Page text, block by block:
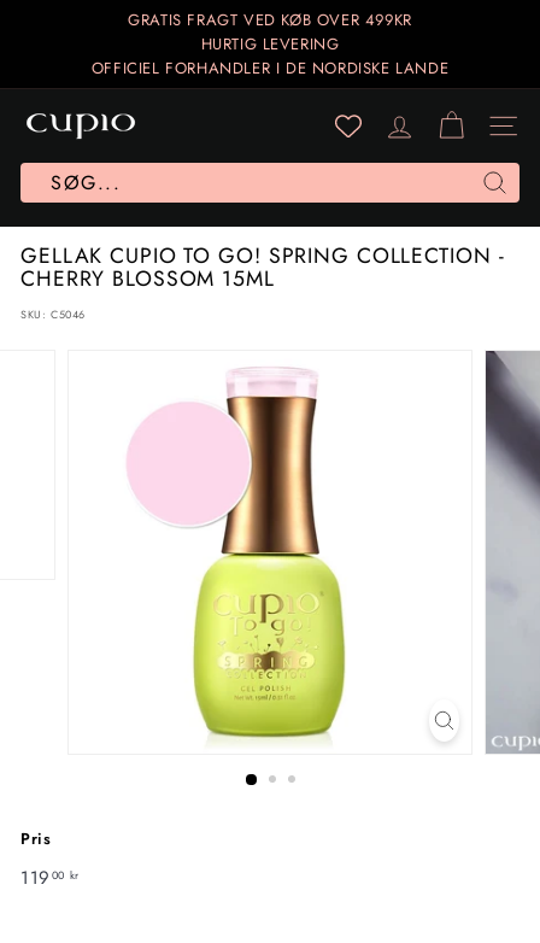
Sæt
diasshow
på
GRATIS FRAGT VED KØB OVER 499KR
HURTIG LEVERING
OFFICIEL FORHANDLER I DE NORDISKE LANDE
C
P
I
O
N
O
Site
Søg
GELLAK CUPIO TO GO! SPRING COLLECTION -
CHERRY BLOSSOM 15ML
SKU: C5046
Pris
Normal
119 00 kr